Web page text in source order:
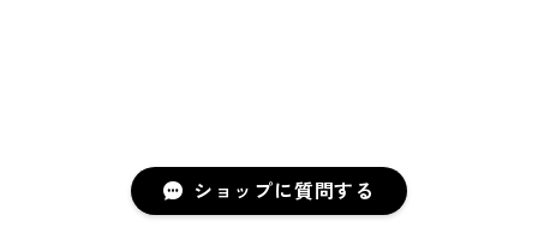
ショップに質問する